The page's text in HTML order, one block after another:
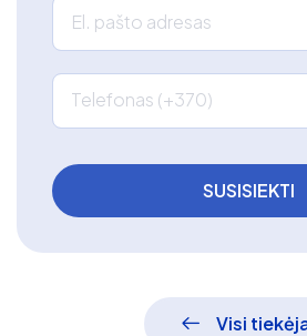
El. pašto adresas
Telefonas (+370)
Visi